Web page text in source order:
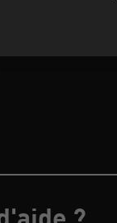
référence du site
?